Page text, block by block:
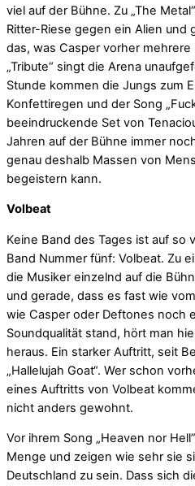
viel auf der Bühne. Zu „The
Ritter-Riese gegen ein Alien und
das, was Casper vorher
„Tribute“ singt die Arena
Stunde kommen die Jungs zum
Konfettiregen und der Song
beeindruckende Set von
Jahren auf der Bühne immer
genau deshalb Massen von
begeistern kann.
Volbeat
Keine Band des Tages ist auf so
Band Nummer fünf: Volbeat. Zu
die Musiker einzelnd auf die
und gerade, dass es fast wie
wie Casper oder Deftones noch
Soundqualität stand, hört man
heraus. Ein starker Auftritt, seit
„Hallelujah Goat“. Wer schon
eines Auftritts von Volbeat
nicht anders gewohnt.
Vor ihrem Song „Heaven nor
Menge und zeigen wie sehr sie
Deutschland zu sein. Dass sich